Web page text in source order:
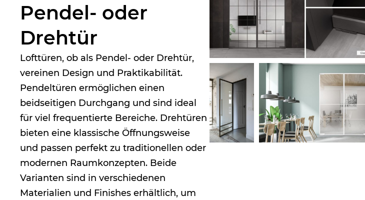
Pendel- oder
Drehtür
Lofttüren, ob als Pendel- oder Drehtür,
vereinen Design und Praktikabilität.
Pendeltüren ermöglichen einen
beidseitigen Durchgang und sind ideal
für viel frequentierte Bereiche. Drehtüren
bieten eine klassische Öffnungsweise
und passen perfekt zu traditionellen oder
modernen Raumkonzepten. Beide
Varianten sind in verschiedenen
Materialien und Finishes erhältlich, um